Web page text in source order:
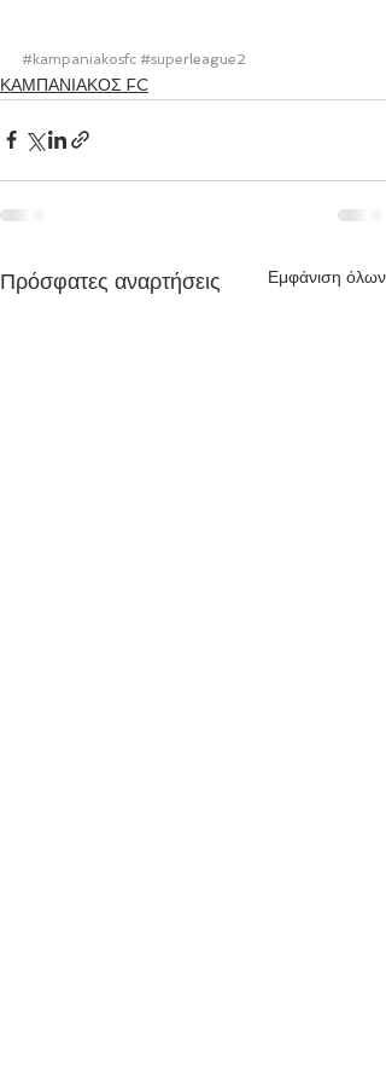
#kampaniakosfc #superleague2
ΚΑΜΠΑΝΙΑΚΟΣ FC
Πρόσφατες αναρτήσεις Εμφάνιση όλων